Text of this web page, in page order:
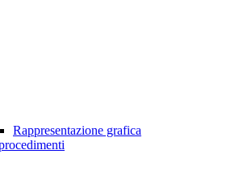
Rappresentazione grafica